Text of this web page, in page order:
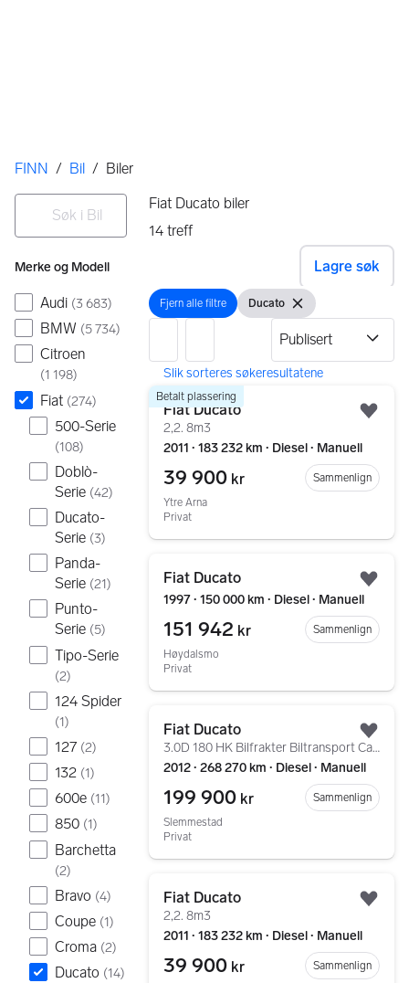
Her er du
FINN / Bil / Biler
Filtre
Søk i Bil
Merke og Modell
Audi (3 683)
BMW (5 734)
Citroen
(1 198)
Fiat (274)
500-Serie
(108)
Doblò-
Serie (42)
Ducato-
Serie (3)
Panda-
Serie (21)
Punto-
Serie (5)
Tipo-Serie
(2)
124 Spider
(1)
127 (2)
132 (1)
600e (11)
850 (1)
Barchetta
(2)
Bravo (4)
Coupe (1)
Croma (2)
Ducato (14)
Fiat Ducato biler
14treff
Lagre søk
Fjern alle filtre
Fjern alle filtre Vis filter
Ducato Fjern filteret
14 resultater
Betalt plassering
Fiat Ducato
2,2. 8m3
2011 ∙ 183 232 km ∙ Diesel ∙ Manuell
39 900 kr
Sammenlign
Ytre Arna
Privat
Gå til annonsen
Fiat Ducato
1997 ∙ 150 000 km ∙ Diesel ∙ Manuell
151 942 kr
Sammenlign
Høydalsmo
Privat
Fiat Ducato
3.0D 180 HK Bilfrakter Biltransport Cartransport
2012 ∙ 268 270 km ∙ Diesel ∙ Manuell
199 900 kr
Sammenlign
Slemmestad
Privat
Fiat Ducato
2,2. 8m3
2011 ∙ 183 232 km ∙ Diesel ∙ Manuell
39 900 kr
Sammenlign